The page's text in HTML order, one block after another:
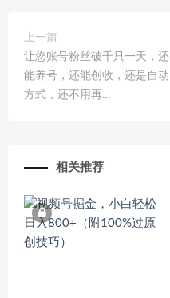
上一篇
让您账号粉丝破千只一天，还
能养号，还能创收，还是自动
方式，还不用再…
相关推荐